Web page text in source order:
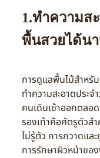
1.ทำความส
พื้นสวยได้น
การดูแลพื้นไม้สำหรั
ทำความสะอาดประ
คนเดินเข้าออกตลอ
รองเท้าคือศัตรูตัวส
ไม่รู้ตัว การกวาดแล
การรักษาผิวหน้าขอ